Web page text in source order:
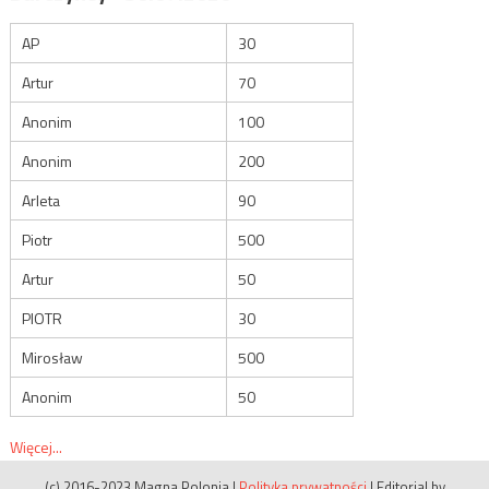
AP
30
Artur
70
Anonim
100
Anonim
200
Arleta
90
Piotr
500
Artur
50
PIOTR
30
Mirosław
500
Anonim
50
Więcej...